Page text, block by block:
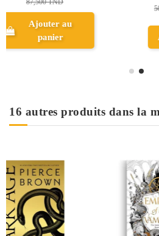
16 autres produits dans la